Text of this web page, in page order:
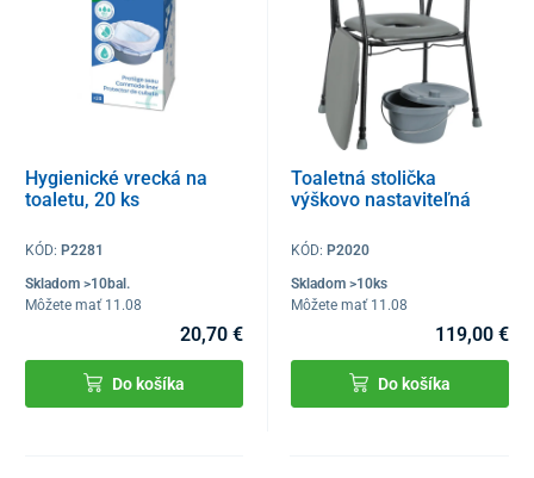
Hygienické vrecká na
toaletu, 20 ks
KÓD: P2281
Skladom >10bal.
Môžete mať 11.08
20,70 €
Do košíka
Toaletná stolička
výškovo nastaviteľná
KÓD:P2020
Skladom >10ks
Môžete mať 11.08
119,00 €
Do košíka